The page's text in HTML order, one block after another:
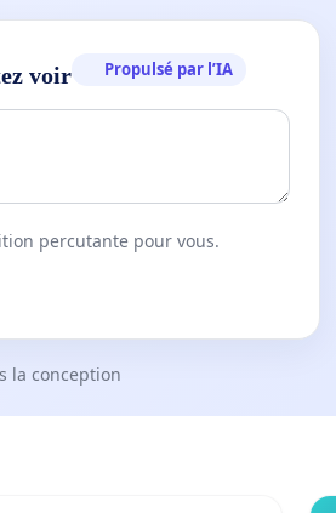
voir Propulsé par l’IA
percutante pour vous.
la conception